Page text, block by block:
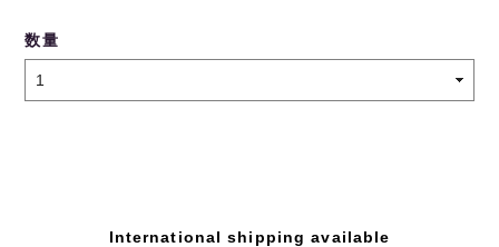
数量
International shipping available